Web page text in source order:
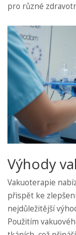
pro různé
Výhody
Vakuoterapie
přispět ke
nejdůležitější
Použitím